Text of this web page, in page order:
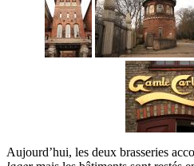
Aujourd’hui, les deux brasseries